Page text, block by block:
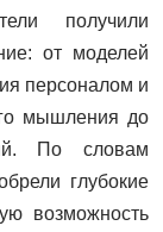
получили
от моделей
персоналом и
мышления до
По словам
глубокие
возможность